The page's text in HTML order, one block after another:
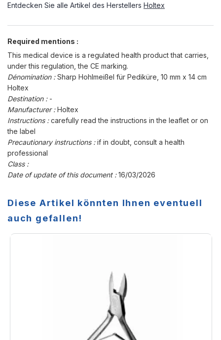
Entdecken Sie alle Artikel des Herstellers Holtex
Required mentions :
This medical device is a regulated health product that carries,
under this regulation, the CE marking.
Dénomination :Sharp Hohlmeißel für Pediküre, 10 mm x 14 cm
Holtex
Destination : -
Manufacturer :Holtex
Instructions :carefully read the instructions in the leaflet or on
the label
Precautionary instructions :if in doubt, consult a health
professional
Class :
Date of update of this document :16/03/2026
Diese Artikel könnten Ihnen eventuell
auch gefallen!